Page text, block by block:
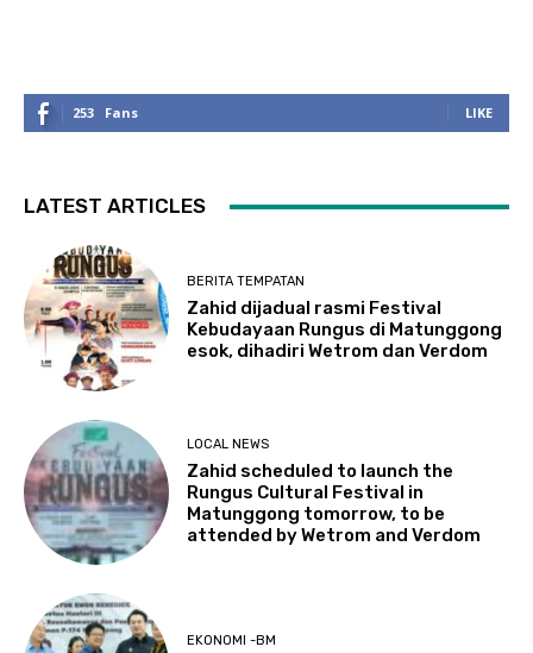
253 Fans LIKE
LATEST ARTICLES
BERITA TEMPATAN
Zahid dijadual rasmi Festival
Kebudayaan Rungus di Matunggong
esok, dihadiri Wetrom dan Verdom
LOCAL NEWS
Zahid scheduled to launch the
Rungus Cultural Festival in
Matunggong tomorrow, to be
attended by Wetrom and Verdom
EKONOMI -BM